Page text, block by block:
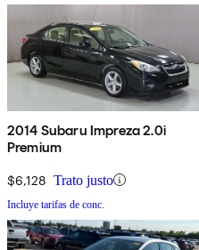
2014 Subaru Impreza 2.0i
Premium
$6,128 Trato justo
Incluye tarifas de conc.